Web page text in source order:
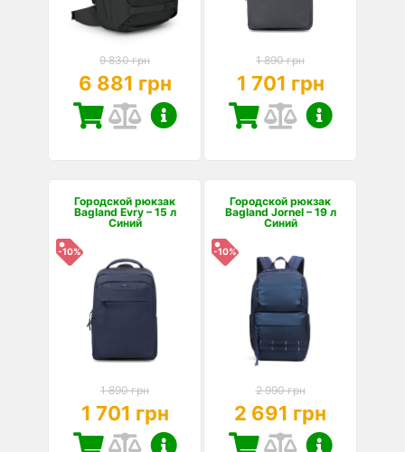
9 830 грн
6 881 грн
1 890 грн
1 701 грн
Городской рюкзак
Bagland Evry – 15 л
Синий
-10%
1 890 грн
1 701 грн
Городской рюкзак
Bagland Jornel – 19 л
Синий
-10%
2 990 грн
2 691 грн